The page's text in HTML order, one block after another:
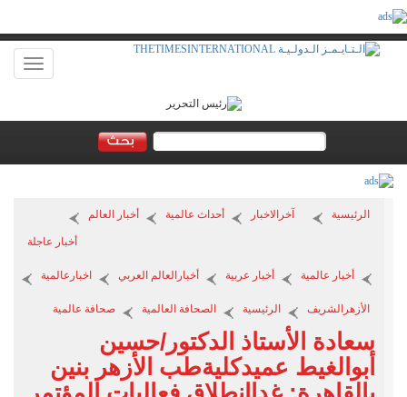
Toggle
الرئيسية آخرالاخبار أحداث عالمية أخبار العالم
أخبار عاجلة
أخبار عالمية أخبار عربية أخبارالعالم العربي اخبارعالمية
الأزهرالشريف الرئيسية الصحافة العالمية صحافة عالمية
سعادة الأستاذ الدكتور/حسين
أبوالغيط عميدكليةطب الأزهر بنين